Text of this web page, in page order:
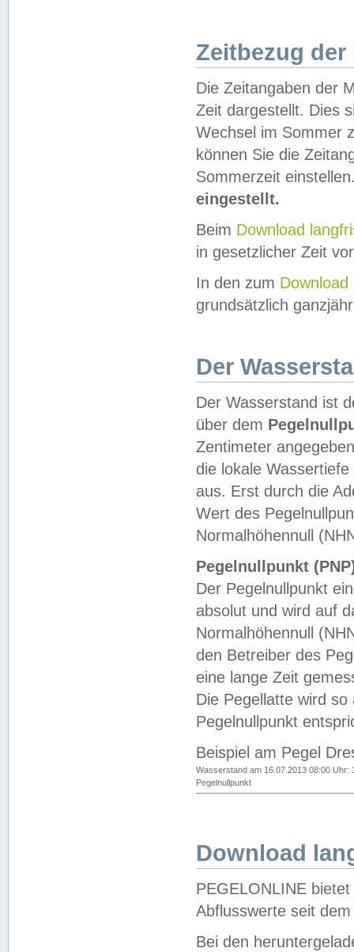
Zeitbezug der
Die Zeitangaben der
Zeit dargestellt. Dies
Wechsel im Sommer
können Sie die
Sommerzeit
eingestellt.
Beim Download
in gesetzlicher Zeit
In den zum Download
grundsätzlich
Der
Der Wasserstand ist
über dem
Zentimeter
die lokale
aus. Erst durch die
Wert des
Normalhöhennull
Pegelnullpunkt
Der Pegelnullpunkt
absolut und wird auf
Normalhöhennull
den Betreiber des
eine lange Zeit
Die Pegellatte wird
Pegelnullpunkt
Beispiel am Pegel
Wasserstand am 16.07.2013 08:00 Uhr:
Pegelnullpunkt
Download
PEGELONLINE
Abflusswerte seit
Bei den